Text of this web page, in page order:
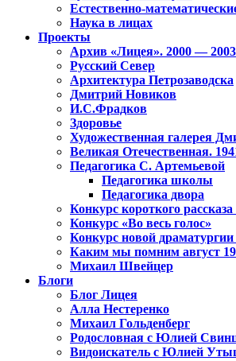
Естественно-
Наука в лицах
Проекты
Архив «Лицея». 2000 — 2003
Русский Север
Архитектура Петрозаводска
Дмитрий Новиков
И.С.Фрадков
Здоровье
Художественная галерея
Великая Отечественная.
Педагогика С. Артемьевой
Педагогика школы
Педагогика двора
Конкурс короткого
Конкурс «Во весь голос»
Конкурс новой
Каким мы помним август
Михаил Швейцер
Блоги
Блог Лицея
Алла Нестеренко
Михаил Гольденберг
Родословная с Юлией
Видоискатель с Юлией